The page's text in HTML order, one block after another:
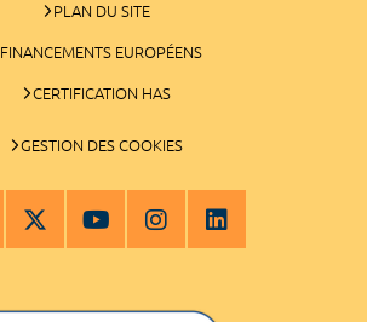
PLAN DU SITE
FINANCEMENTS EUROPÉENS
CERTIFICATION HAS
GESTION DES COOKIES